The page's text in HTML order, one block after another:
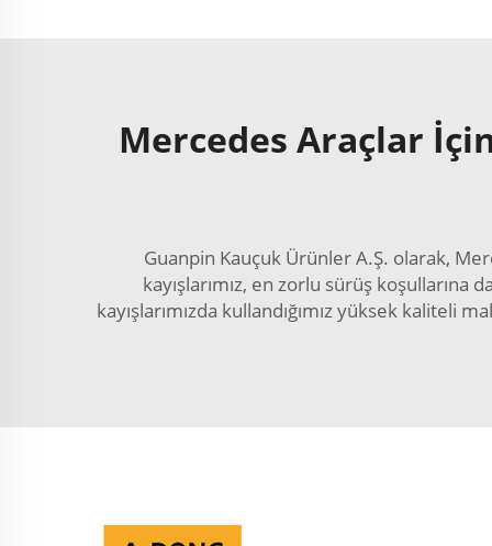
Mercedes Araçlar
Guanpin Kauçuk Ürünler A.Ş. olarak,
kayışlarımız, en zorlu sürüş
kayışlarımızda kullandığımız yüksek kaliteli